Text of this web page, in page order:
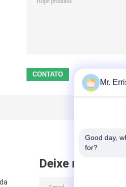
Deixe mensagem
Mr.
Good day,
for?